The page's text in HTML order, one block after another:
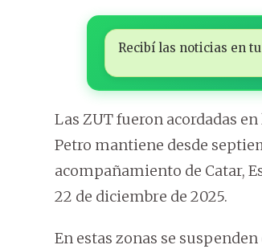
Recibí las noticias en
Las ZUT fueron acordadas
Petro mantiene desde
acompañamiento de Catar,
22 de diciembre de 2025.
En estas zonas se